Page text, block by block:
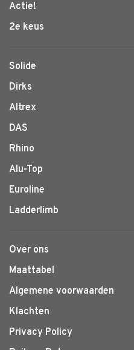
Actie!
2e keus
Solide
Dirks
Altrex
DAS
Rhino
Alu-Top
Euroline
Ladderlimb
Over ons
Maattabel
Algemene voorwaarden
Klachten
Privacy Policy